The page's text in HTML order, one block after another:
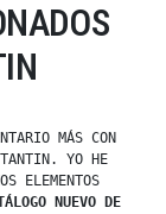
MÁS CON
TANTIN. YO HE
ELEMENTOS
NUEVO DE